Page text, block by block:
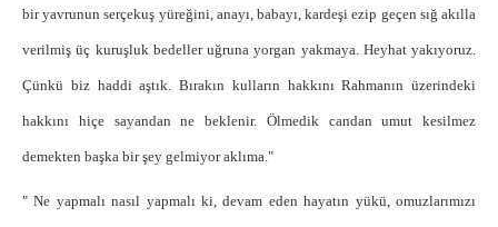
bir yavrunun serçekuş yüreğini, anayı, babayı, kardeşi ezip geçen sığ akılla
verilmiş üç kuruşluk bedeller uğruna yorgan yakmaya. Heyhat yakıyoruz.
Çünkü biz haddi aştık. Bırakın kulların hakkını Rahmanın üzerindeki
hakkını hiçe sayandan ne beklenir. Ölmedik candan umut kesilmez
demekten başka bir şey gelmiyor aklıma."
" Ne yapmalı nasıl yapmalı ki, devam eden hayatın yükü, omuzlarımızı